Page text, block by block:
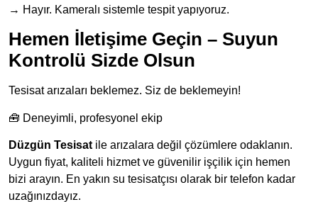
→ Hayır. Kameralı sistemle tespit yapıyoruz.
Hemen İletişime Geçin – Suyun
Kontrolü Sizde Olsun
Tesisat arızaları beklemez. Siz de beklemeyin!
🧰 Deneyimli, profesyonel ekip
Düzgün Tesisat ile arızalara değil çözümlere odaklanın.
Uygun fiyat, kaliteli hizmet ve güvenilir işçilik için hemen
bizi arayın. En yakın su tesisatçısı olarak bir telefon kadar
uzağınızdayız.